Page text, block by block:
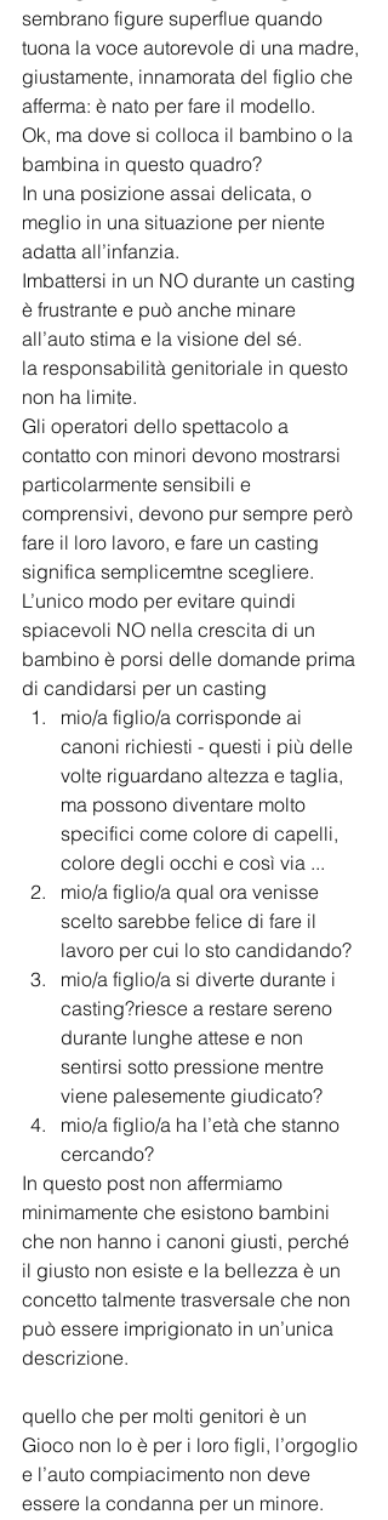
sembrano figure superflue quando
tuona la voce autorevole di una madre,
giustamente, innamorata del figlio che
afferma: è nato per fare il modello.
Ok, ma dove si colloca il bambino o la
bambina in questo quadro?
In una posizione assai delicata, o
meglio in una situazione per niente
adatta all’infanzia.
Imbattersi in un NO durante un casting
è frustrante e può anche minare
all’auto stima e la visione del sé.
la responsabilità genitoriale in questo
non ha limite.
Gli operatori dello spettacolo a
contatto con minori devono mostrarsi
particolarmente sensibili e
comprensivi, devono pur sempre però
fare il loro lavoro, e fare un casting
significa semplicemtne scegliere.
L’unico modo per evitare quindi
spiacevoli NO nella crescita di un
bambino è porsi delle domande prima
di candidarsi per un casting
mio/a figlio/a corrisponde ai
canoni richiesti - questi i più delle
volte riguardano altezza e taglia,
ma possono diventare molto
specifici come colore di capelli,
colore degli occhi e così via ...
mio/a figlio/a qual ora venisse
scelto sarebbe felice di fare il
lavoro per cui lo sto candidando?
mio/a figlio/a si diverte durante i
casting?riesce a restare sereno
durante lunghe attese e non
sentirsi sotto pressione mentre
viene palesemente giudicato?
mio/a figlio/a ha l’età che stanno
cercando?
In questo post non affermiamo
minimamente che esistono bambini
che non hanno i canoni giusti, perché
il giusto non esiste e la bellezza è un
concetto talmente trasversale che non
può essere imprigionato in un’unica
descrizione.
quello che per molti genitori è un
Gioco non lo è per i loro figli, l’orgoglio
e l’auto compiacimento non deve
essere la condanna per un minore.